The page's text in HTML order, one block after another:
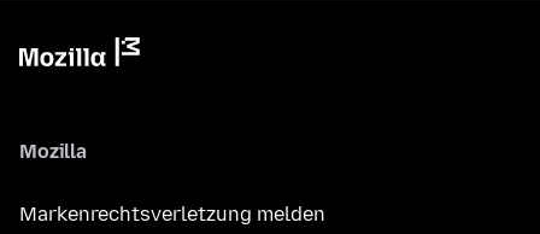
Mozilla
Markenrechtsverletzung melden